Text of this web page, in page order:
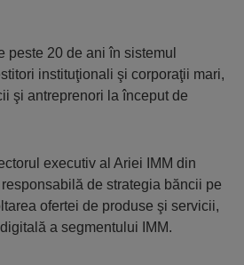
peste 20 de ani în sistemul
instituţionali şi corporaţii mari,
şi antreprenori la început de
executiv al Ariei IMM din
de strategia băncii pe
ofertei de produse şi servicii,
a segmentului IMM.